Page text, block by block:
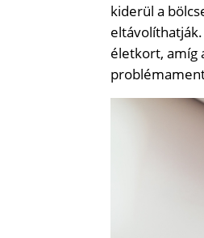
kiderül a
életkort, amíg